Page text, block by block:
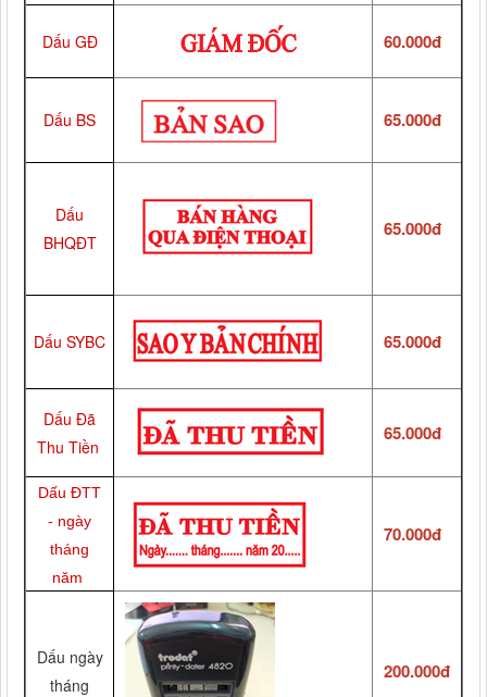
Dấu GĐ 60.000đ
Dấu BS 65.000đ
Dấu
BHQĐT
65.000đ
Dấu SYBC 65.000đ
Dấu Đã
Thu Tiền
65.000đ
Dấu ĐTT
- ngày
tháng
năm
70.000đ
Dấu ngày
tháng
200.000đ